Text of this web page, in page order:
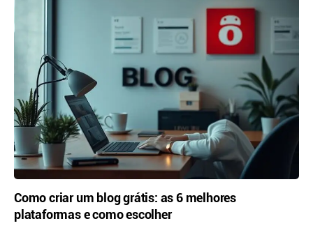
Como criar um blog grátis: as 6 melhores
plataformas e como escolher